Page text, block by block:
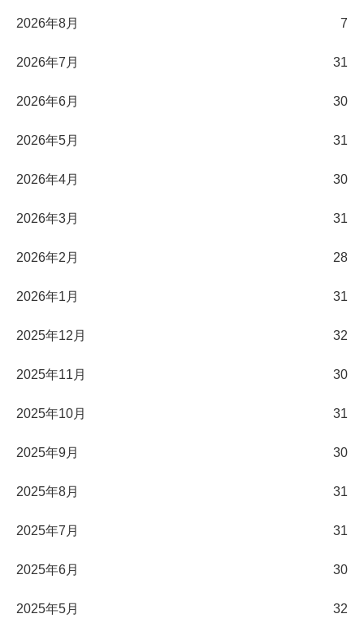
2026年8月 7
2026年7月 31
2026年6月 30
2026年5月 31
2026年4月 30
2026年3月 31
2026年2月 28
2026年1月 31
2025年12月 32
2025年11月 30
2025年10月 31
2025年9月 30
2025年8月 31
2025年7月 31
2025年6月 30
2025年5月 32